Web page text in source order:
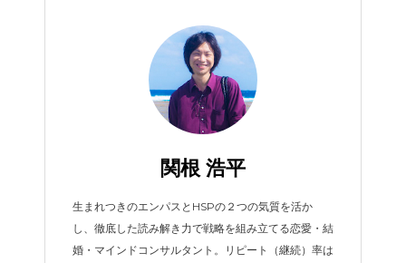
関根 浩平
生まれつきのエンパスとHSPの２つの気質を活か
し、徹底した読み解き力で戦略を組み立てる恋愛・結
婚・マインドコンサルタント。リピート（継続）率は